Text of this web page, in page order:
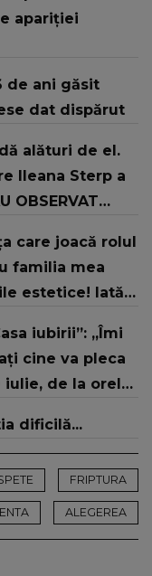
apariției
de ani găsit
dat dispărut
alături de el.
Ileana Sterp a
OBSERVAT
care joacă rolul
familia mea
estetice! Iată
iubirii”: „Îmi
cine va pleca
iulie, de la orele
dificilă...
FRIPTURA
ALEGEREA